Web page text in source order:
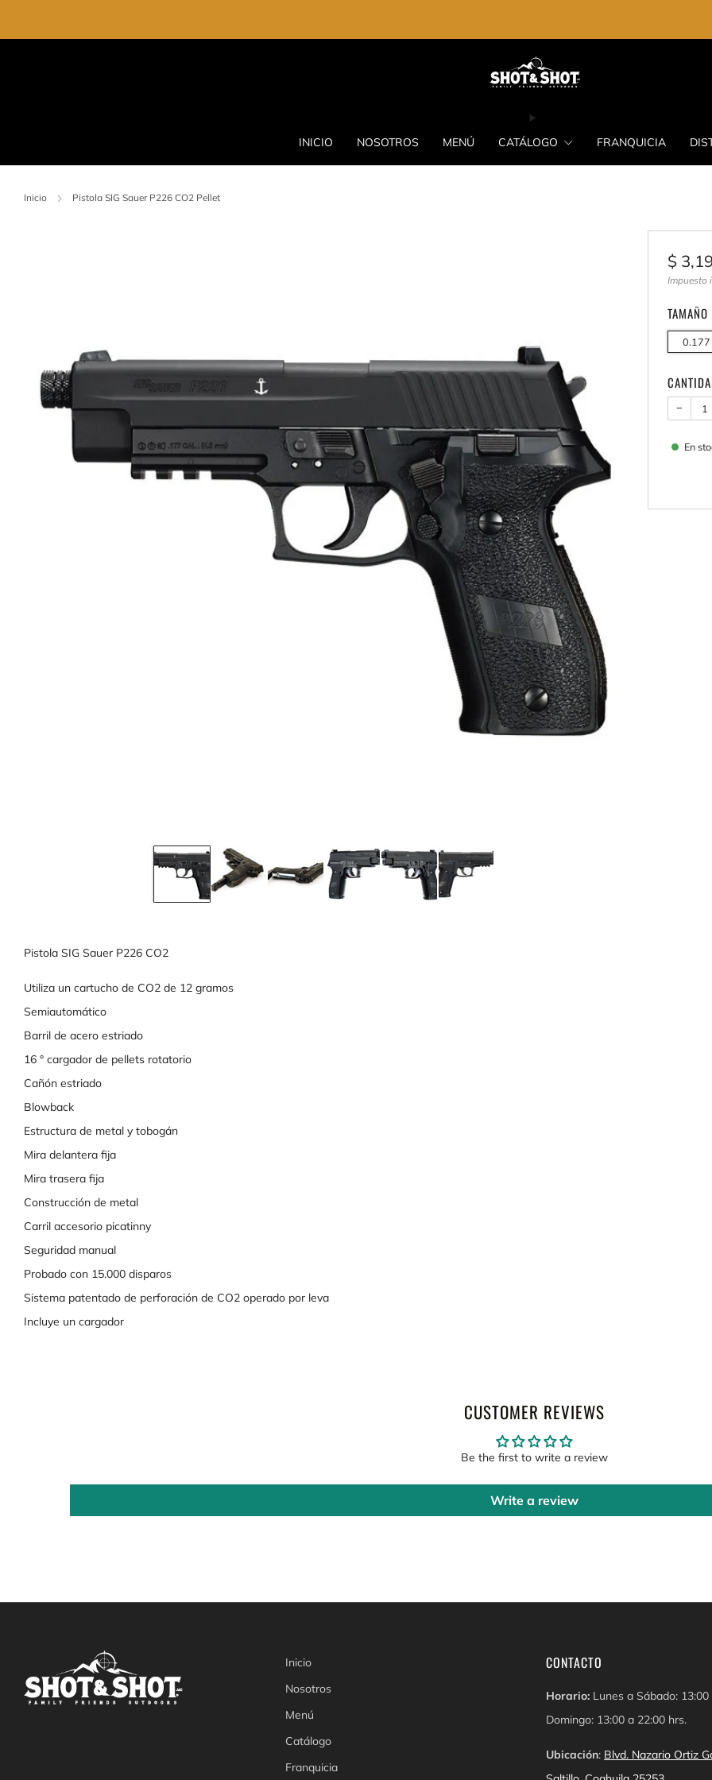
INICIO NOSOTROS MENÚ CATÁLOGO FRANQUICIA
Inicio Pistola SIG Sauer P226 CO2 Pellet
Precio
$
Impuesto
TAMAÑO
0.177
−
En
Pistola SIG Sauer P226 CO2
Utiliza un cartucho de CO2 de 12 gramos
Semiautomático
Barril de acero estriado
16 ° cargador de pellets rotatorio
Cañón estriado
Blowback
Estructura de metal y tobogán
Mira delantera fija
Mira trasera fija
Construcción de metal
Carril accesorio picatinny
Seguridad manual
Probado con 15.000 disparos
Sistema patentado de perforación de CO2 operado por leva
Incluye un cargador
CUSTOMER REVIEWS
Be the first to write a review
Write a review
Inicio
Nosotros
Menú
Catálogo
Franquicia
CONTACTO
Horario: Lunes a Sábado: 13:00
Domingo: 13:00 a 22:00 hrs.
Ubicación: Blvd. Nazario Ortiz